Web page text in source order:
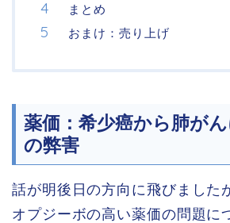
まとめ
おまけ：売り上げ
薬価：希少癌から肺が
の弊害
話が明後日の方向に飛びました
オプジーボの高い薬価の問題に